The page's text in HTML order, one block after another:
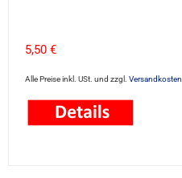
5,50 €
Alle Preise inkl. USt. und zzgl. Versandkosten